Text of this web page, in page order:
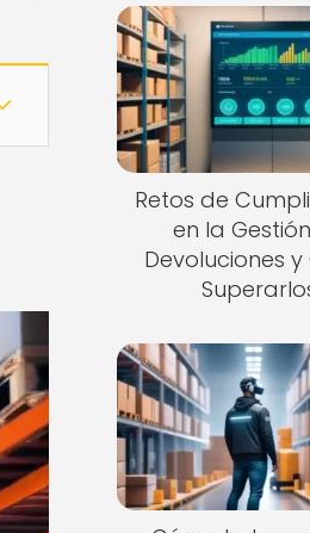
Retos de
en la
Devoluciones